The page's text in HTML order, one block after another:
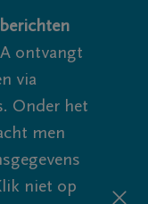
ontvangt
via
Onder het
men
niet op